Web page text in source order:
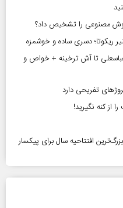
مصنوعی را تشخیص داد؟
ریکوتا؛ دسری ساده و خوشمزه
تا آش ترخینه + خواص و
تفریحی دارد
از کنه نگیرید!